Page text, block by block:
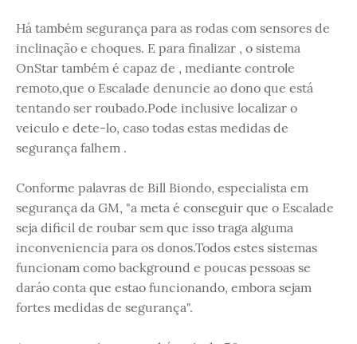
Há também segurança para as rodas com sensores de
inclinação e choques. E para finalizar , o sistema
OnStar também é capaz de , mediante controle
remoto,que o Escalade denuncie ao dono que está
tentando ser roubado.Pode inclusive localizar o
veiculo e dete-lo, caso todas estas medidas de
segurança falhem .
Conforme palavras de Bill Biondo, especialista em
segurança da GM, "a meta é conseguir que o Escalade
seja dificil de roubar sem que isso traga alguma
inconveniencia para os donos.Todos estes sistemas
funcionam como background e poucas pessoas se
daráo conta que estao funcionando, embora sejam
fortes medidas de segurança".